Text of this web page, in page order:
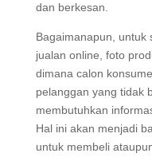
dan berkesan.
Bagaimanapun, untuk
jualan online, foto
dimana calon
pelanggan yang tidak
membutuhkan
Hal ini akan menjadi
untuk membeli